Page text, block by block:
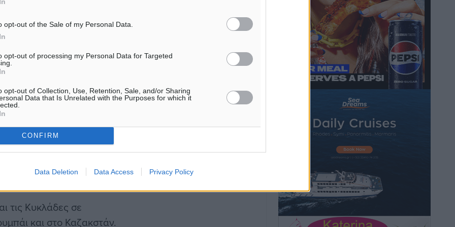
opt-out of the Sale of my Personal Data.
opt-out of processing my Personal Data for Targeted
opt-out of Collection, Use, Retention, Sale, and/or Sharing
Data that Is Unrelated with the Purposes for which it
CONFIRM
Data Deletion Data Access Privacy Policy
στη συγκεκριμένη
πως έχει πολλά να
τουριστική έκθεση
μας. Αυτό δεν σημαίνει
έκθεση ΕΜΙΤ της
μεγάλες διοργανώσεις
δήλωσε η κ. Φτακλάκη.
τις Κυκλάδες σε
και στο Καζακστάν.
Τοπικές Ειδήσεις • πριν 14 ώρες
Iατρικός Σύλλογος Ροδου προς Α.
Γεωργιάδη: Στρατηγικές Προτάσεις για
την Ενίσχυση της Δημόσιας Υγείας στη
Νησιωτική Ελλάδα και στα
Νοσοκομεία της Γ΄ Ζώνης
πριν 14 ώρες
Πάνθηρες: Ξεκίνησαν αισιόδοξοι για
την παρθενική “πτήση” τους
πριν 14 ώρες
Άρης Αρχαγγέλου: Στο πλευρό του
άτυχου Ιάκωβου Θωμά
Αθλητικά• πριν 14 ώρες